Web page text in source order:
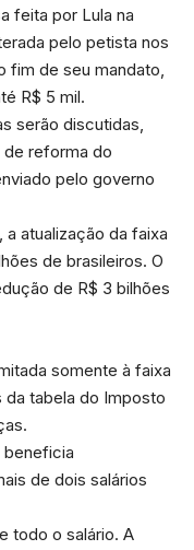
feita por Lula na
pelo petista nos
fim de seu mandato,
R$ 5 mil.
serão discutidas,
reforma do
pelo governo
atualização da faixa
de brasileiros. O
de R$ 3 bilhões
somente à faixa
da tabela do Imposto
beneficia
de dois salários
todo o salário. A